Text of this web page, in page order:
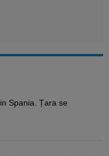
Spania. Țara se